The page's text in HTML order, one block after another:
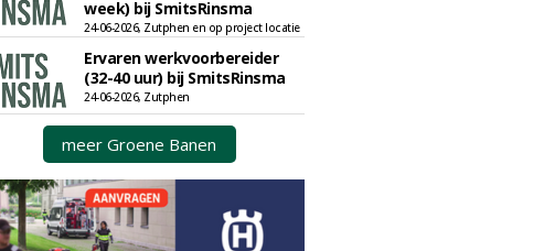
week) bij SmitsRinsma
24-06-2026, Zutphen en op project locatie
Ervaren werkvoorbereider
(32-40 uur) bij SmitsRinsma
24-06-2026, Zutphen
meer Groene Banen